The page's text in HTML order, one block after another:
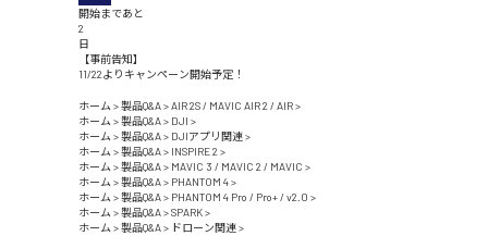
開始まであと
2
日
【事前告知】
11/22よりキャンペーン開始予定！
ホーム >製品Q&A>AIR 2S / MAVIC AIR 2 / AIR>
ホーム >製品Q&A> DJI >
ホーム >製品Q&A> DJIアプリ関連>
ホーム >製品Q&A> INSPIRE 2 >
ホーム >製品Q&A> MAVIC 3 / MAVIC 2 / MAVIC >
ホーム >製品Q&A> PHANTOM 4>
ホーム >製品Q&A> PHANTOM 4 Pro / Pro+ / v2.0 >
ホーム >製品Q&A>SPARK>
ホーム >製品Q&A> ドローン関連>